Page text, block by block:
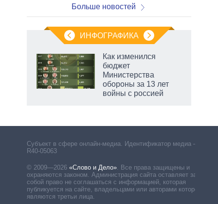
Больше новостей
ИНФОГРАФИКА
Как изменился
бюджет
Министерства
обороны за 13 лет
войны с россией
Субъект в сфере онлайн-медиа. Идентификатор медиа –
R40-05063
© 2009—2026 «Слово и Дело». Все права защищены и
охраняются законом. Администрация сайта оставляет за
собой право не соглашаться с информацией, которая
публикуется на сайте, владельцами или авторами которой
являются третьи лица.